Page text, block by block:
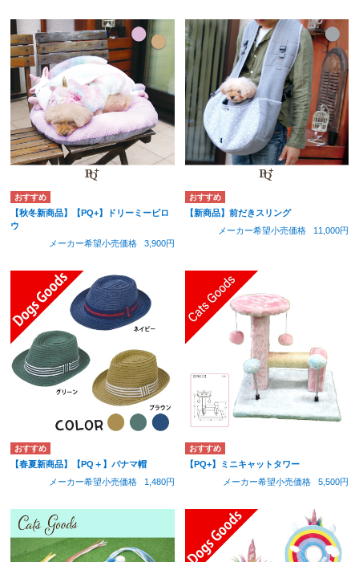
【秋冬新商品】【PQ+】ドリーミーピロ
ウ
メーカー希望小売価格
3,900円
【新商品】前だきスリング
メーカー希望小売価格
11,000円
【春夏新商品】【PQ＋】パナマ帽
メーカー希望小売価格
1,480円
【PQ+】ミニキャットタワー
メーカー希望小売価格
5,500円